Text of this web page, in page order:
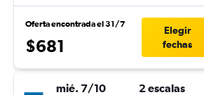
Oferta encontrada el 31/7
$681
Elegir
fechas
mié. 7/10 2 escalas